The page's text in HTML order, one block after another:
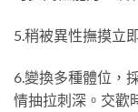
5.稍被異性撫摸立
6.變換多種體位，
情抽拉刺深。交歡